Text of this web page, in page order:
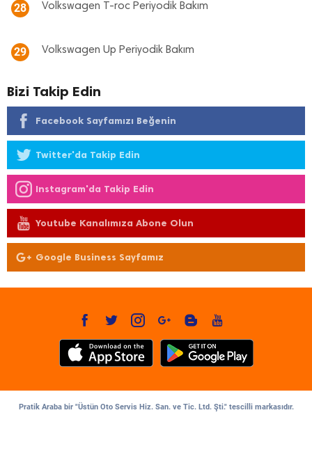
28 Volkswagen T-roc Periyodik Bakım
29 Volkswagen Up Periyodik Bakım
Bizi Takip Edin
Facebook Sayfamızı Beğenin
Twitter'da Takip Edin
Instagram'da Takip Edin
Youtube Kanalımıza Abone Olun
Google Business Sayfamız
Pratik Araba bir "Üstün Oto Servis Hiz. San. ve Tic. Ltd. Şti." tescilli markasıdır.